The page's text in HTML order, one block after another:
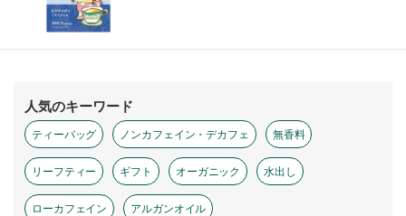
人気のキーワード
ティーバッグ ノンカフェイン・デカフェ 無香料
リーフティー ギフト オーガニック 水出し
ローカフェイン アルガンオイル